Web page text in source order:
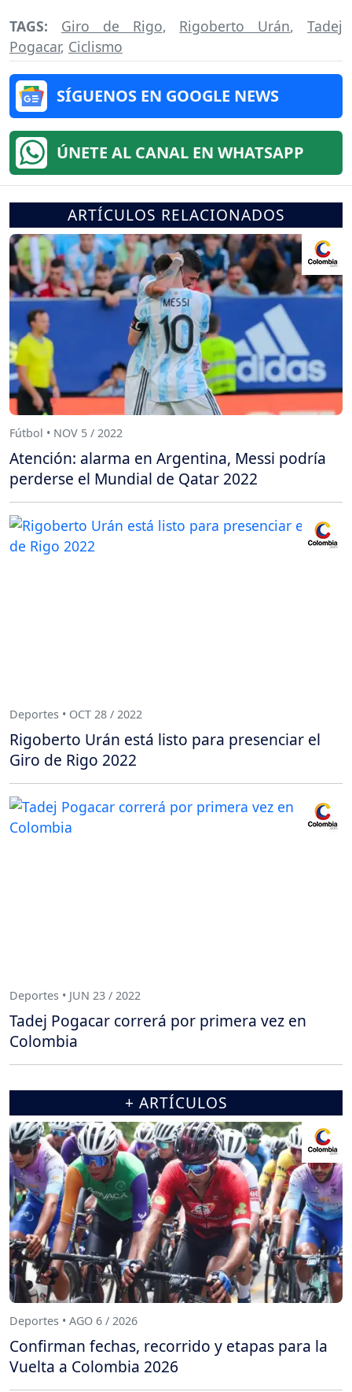
TAGS: Giro de Rigo, Rigoberto Urán,Tadej
Pogacar, Ciclismo
SÍGUENOS EN GOOGLE NEWS
ÚNETE AL CANAL EN WHATSAPP
ARTÍCULOS RELACIONADOS
Fútbol • NOV 5 / 2022
Atención: alarma en Argentina, Messi podría
perderse el Mundial de Qatar 2022
Deportes • OCT 28 / 2022
Rigoberto Urán está listo para presenciar el
Giro de Rigo 2022
Deportes • JUN 23 / 2022
Tadej Pogacar correrá por primera vez en
Colombia
+ ARTÍCULOS
Deportes • AGO 6 / 2026
Confirman fechas, recorrido y etapas para la
Vuelta a Colombia 2026